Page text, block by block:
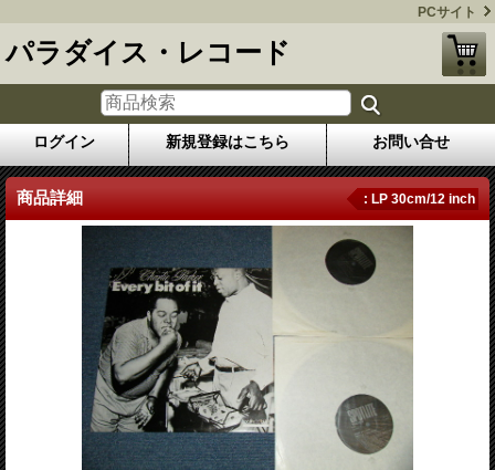
PCサイト
パラダイス・レコード
ログイン 新規登録はこちら お問い合せ
商品詳細 : LP 30cm/12 inch